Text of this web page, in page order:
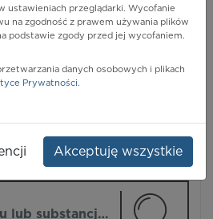
ustawieniach przeglądarki. Wycofanie
na zgodność z prawem używania plików
podstawie zgody przed jej wycofaniem.
danych osobowych i plikach
Prywatności.
Akceptuję wszystkie